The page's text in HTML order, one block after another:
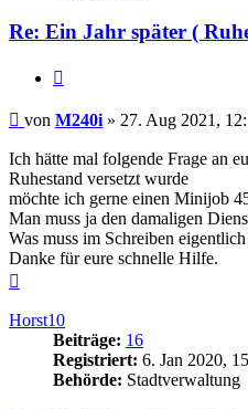
Re: Ein Jahr später (
Beitrag
von M240i » 27. Aug 2021,
Ich hätte mal folgende Frage an
Ruhestand versetzt wurde
möchte ich gerne einen Minijob
Man muss ja den damaligen
Was muss im Schreiben
Danke für eure schnelle Hilfe.
Horst10
Beiträge: 16
Registriert: 6. Jan 2020,
Behörde: Stadtverwaltung